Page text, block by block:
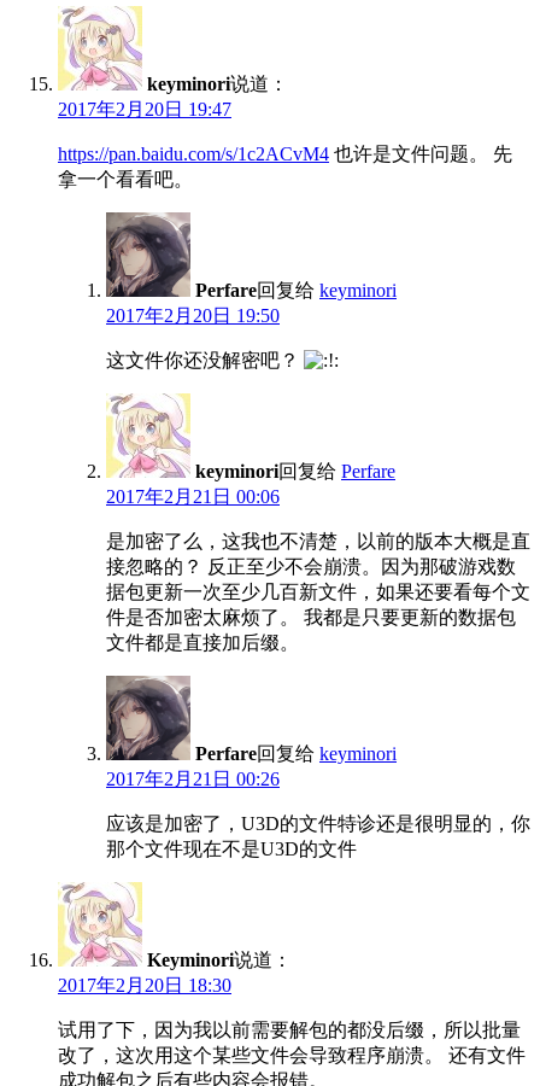
keyminori说道：
2017年2月20日 19:47
https://pan.baidu.com/s/1c2ACvM4 也许是文件问题。 先
拿一个看看吧。
Perfare回复给 keyminori
2017年2月20日 19:50
这文件你还没解密吧？
keyminori回复给 Perfare
2017年2月21日 00:06
是加密了么，这我也不清楚，以前的版本大概是直
接忽略的？ 反正至少不会崩溃。因为那破游戏数
据包更新一次至少几百新文件，如果还要看每个文
件是否加密太麻烦了。 我都是只要更新的数据包
文件都是直接加后缀。
Perfare回复给 keyminori
2017年2月21日 00:26
应该是加密了，U3D的文件特诊还是很明显的，你
那个文件现在不是U3D的文件
Keyminori说道：
2017年2月20日 18:30
试用了下，因为我以前需要解包的都没后缀，所以批量
改了，这次用这个某些文件会导致程序崩溃。 还有文件
成功解包之后有些内容会报错。